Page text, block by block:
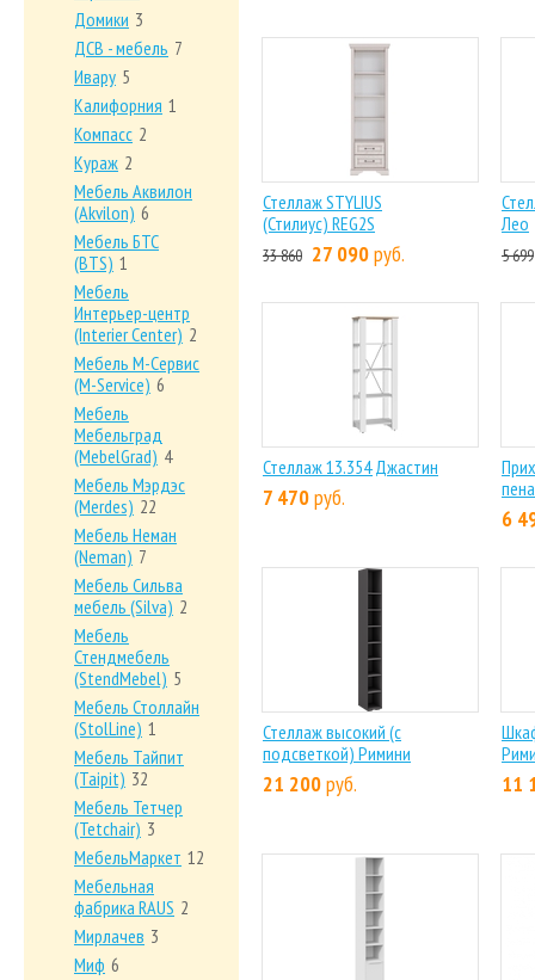
Стеллаж STYLIUS
(Стилиус) REG2S
33 860 27 090руб.
Лео
5 699
Стеллаж 13.354 Джастин
7 470руб.
6
Стеллаж высокий (с
подсветкой) Римини
21 200руб. 11
Домики 3
ДСВ - мебель 7
Ивару 5
Калифорния 1
Компасс 2
Кураж 2
Мебель Аквилон
(Akvilon) 6
Мебель БТС
(BTS) 1
Мебель
Интерьер-центр
(Interier Center) 2
Мебель М-Сервис
(M-Service) 6
Мебель
Мебельград
(MebelGrad) 4
Мебель Мэрдэс
(Merdes) 22
Мебель Неман
(Neman) 7
Мебель Сильва
мебель (Silva) 2
Мебель
Стендмебель
(StendMebel) 5
Мебель Столлайн
(StolLine) 1
Мебель Тайпит
(Taipit) 32
Мебель Тетчер
(Tetchair) 3
МебельМаркет 12
Мебельная
фабрика RAUS 2
Мирлачев 3
Миф 6